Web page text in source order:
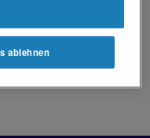
ablehnen